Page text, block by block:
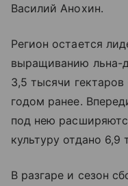
Василий Анохин.
Регион остается
выращиванию льна-
3,5 тысячи
годом ранее.
под нею
культуру отдано 6,9
В разгаре и сезон